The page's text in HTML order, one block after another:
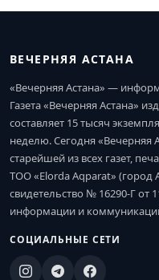
ВЕЧЕРНЯЯ АСТАНА
«Вечерняя Астана» —
Газета «Вечерняя Астана»
составляет 15 тысяч
неделю. Сегодня «Вечерняя
старейшей из всех газет,
ТОО «Elorda Aqparat» (город
свидетельство № 16290-Г от
информации и
СОЦИАЛЬНЫЕ СЕТИ